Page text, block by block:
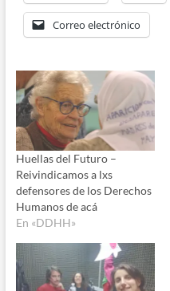
Correo electrónico
Huellas del Futuro –
Reivindicamos a lxs
defensores de los Derechos
Humanos de acá
En «DDHH»